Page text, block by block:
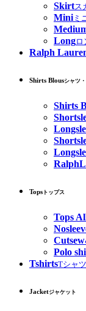
Skirtス
Miniミ
Longロ
Ralph
Shirts Blousシャツ
Shirts
Tops トップス
Tops
Polo
TshirtsTシャツ
Jacketジャケット